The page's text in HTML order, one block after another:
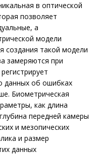
в оптической
позволяет
а
модели
создания такой модели
замеряются при
данных об ошибках
Биометрическая
как длина
передней камеры
и мезопических
и размер
данных